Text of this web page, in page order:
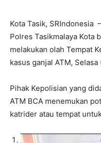
Kota Tasik,
Polres Tasikmalaya Kota
melakukan olah Tempat
kasus ganjal ATM,
Pihak Kepolisian yang
ATM BCA menemukan
katrider atau tempat